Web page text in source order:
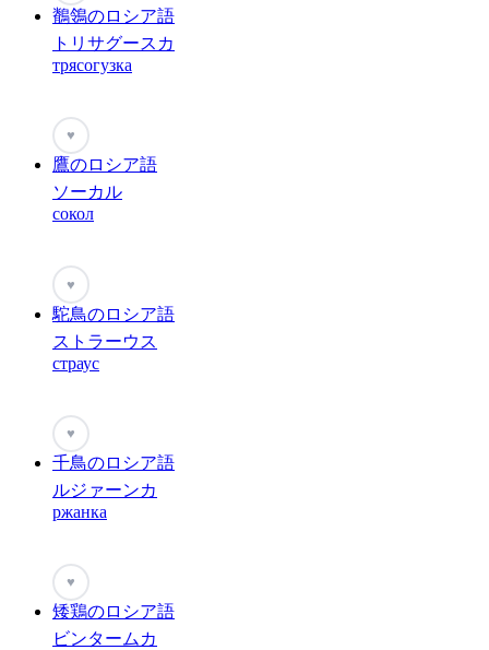
鶺鴒のロシア語
トリサグースカ
трясогузка
♥
鷹のロシア語
ソーカル
сокол
♥
駝鳥のロシア語
ストラーウス
страус
♥
千鳥のロシア語
ルジァーンカ
ржанка
♥
矮鶏のロシア語
ビンタームカ